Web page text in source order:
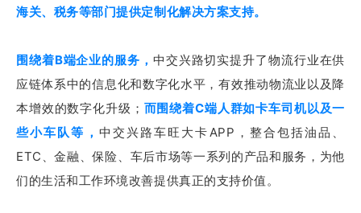
海关、税务等部门提供定制化解决方案支持。
围绕着B端企业的服务， 中交兴路切实提升了物流行业在供
应链体系中的信息化和数字化水平，有效推动物流业以及降
本增效的数字化升级； 而围绕着C端人群如卡车司机以及一
些小车队等， 中交兴路车旺大卡APP，整合包括油品、
ETC、金融、保险、车后市场等一系列的产品和服务，为他
们的生活和工作环境改善提供真正的支持价值。